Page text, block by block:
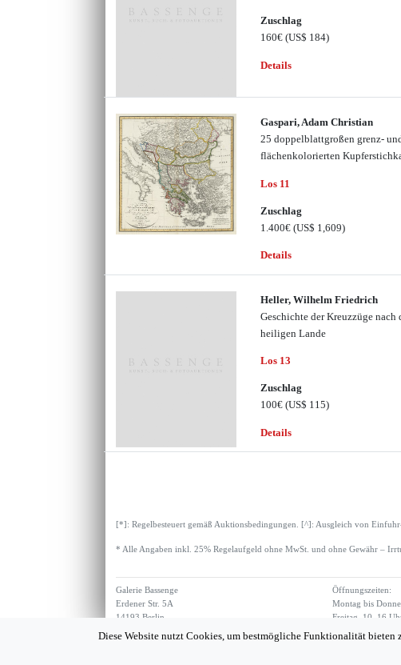
Zuschlag
160€ (US$ 184)
Details
Gaspari, Adam Christian
25 doppelblattgroßen grenz-
flächenkolorierten
Los 11
Zuschlag
1.400€ (US$ 1,609)
Details
Heller, Wilhelm Friedrich
Geschichte der Kreuzzüge nach
heiligen Lande
Los 13
Zuschlag
100€ (US$ 115)
Details
[*]: Regelbesteuert gemäß Auktionsbedingungen. [^]: Ausgleich von
* Alle Angaben inkl. 25% Regelaufgeld ohne MwSt. und ohne Gewähr –
Galerie Bassenge
Erdener Str. 5A
14193 Berlin
Öffnungszeiten:
Montag bis
Freitag, 10–16
Diese Website nutzt Cookies, um bestmögliche Funktionalität